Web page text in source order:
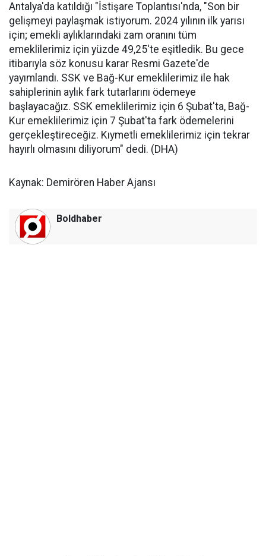
Antalya'da katıldığı "İstişare Toplantısı'nda, "Son bir
gelişmeyi paylaşmak istiyorum. 2024 yılının ilk yarısı
için; emekli aylıklarındaki zam oranını tüm
emeklilerimiz için yüzde 49,25'te eşitledik. Bu gece
itibarıyla söz konusu karar Resmi Gazete'de
yayımlandı. SSK ve Bağ-Kur emeklilerimiz ile hak
sahiplerinin aylık fark tutarlarını ödemeye
başlayacağız. SSK emeklilerimiz için 6 Şubat'ta, Bağ-
Kur emeklilerimiz için 7 Şubat'ta fark ödemelerini
gerçekleştireceğiz. Kıymetli emeklilerimiz için tekrar
hayırlı olmasını diliyorum" dedi. (DHA)
Kaynak: Demirören Haber Ajansı
Boldhaber